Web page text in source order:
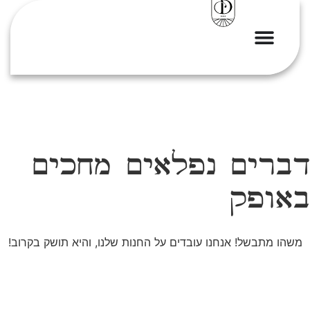
דברים נפלאים מחכים
באופק
משהו מתבשל! אנחנו עובדים על החנות שלנו, והיא תושק בקרוב!